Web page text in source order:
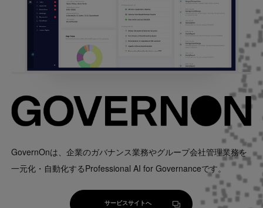
GovernOnは、企業のガバナンス業務やグループ会社管理業務を
一元化・自動化するProfessional AI for Governanceです。
サービスサイトへ